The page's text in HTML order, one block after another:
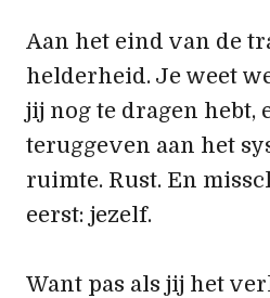
Aan het eind van de
helderheid. Je weet
jij nog te dragen hebt,
teruggeven aan het
ruimte. Rust. En
eerst: jezelf.
Want pas als jij het